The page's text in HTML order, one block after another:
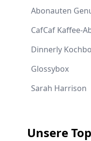
Abonauten
CafCaf Kaffee-
Dinnerly
Glossybox
Sarah Harrison
Unsere